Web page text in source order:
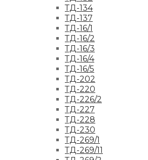
ТД-134
ТД-137
ТД-16/1
ТД-16/2
ТД-16/3
ТД-16/4
ТД-16/5
ТД-202
ТД-220
ТД-226/2
ТД-227
ТД-228
ТД-230
ТД-269/1
ТД-269/11